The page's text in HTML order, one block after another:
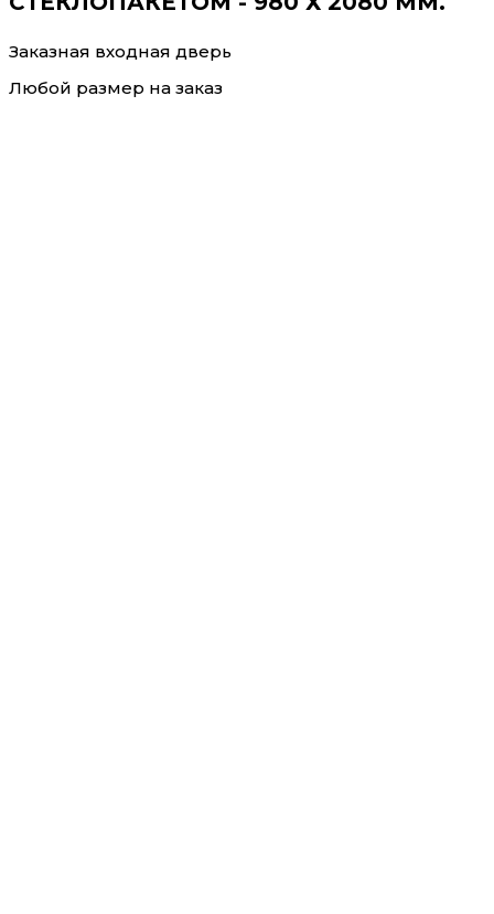
Заказная входная дверь
Любой размер на заказ